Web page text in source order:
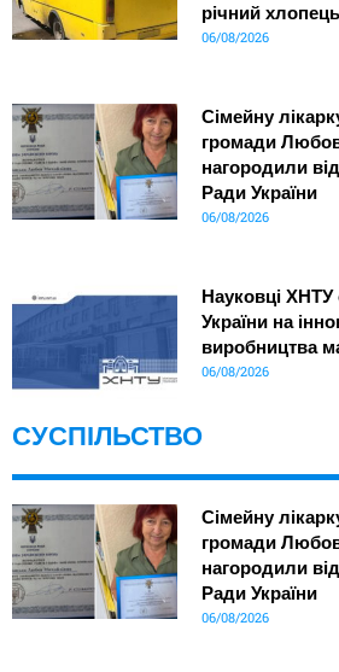
річний хлопець
06/08/2026
Сімейну
громади
нагородили
Ради України
06/08/2026
Науковці ХНТУ
України на
виробництва
06/08/2026
СУСПІЛЬСТВО
Сімейну
громади
нагородили
Ради України
06/08/2026